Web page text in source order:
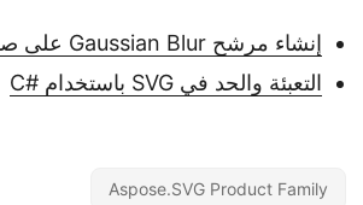
إنشاء مرشح Gaussian Blur على صورة SVG في #C
التعبئة والحد في SVG باستخدام #C
Aspose.SVG Product Family